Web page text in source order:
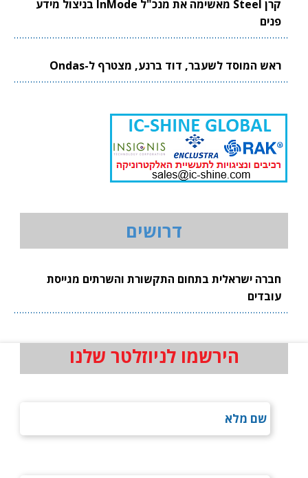
קרן Steel מאשימה את מנכ"ל InMode בניצול מידע
פנים
ראש המוסד לשעבר, דוד ברנע, מצטרף ל-Ondas
דרושים
חברה ישראלית בתחום התקשורת והשרתים מגייסת
עובדים
הירשמו לניוזלטר שלנו